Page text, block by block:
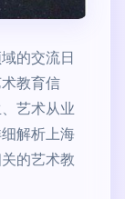
的交流日
教育信
艺术从业
解析上海
的艺术教